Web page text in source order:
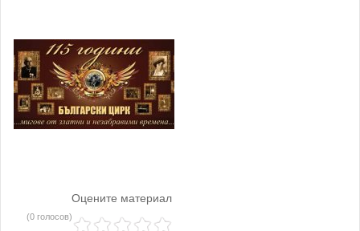
Оцените материал
(0 голосов)